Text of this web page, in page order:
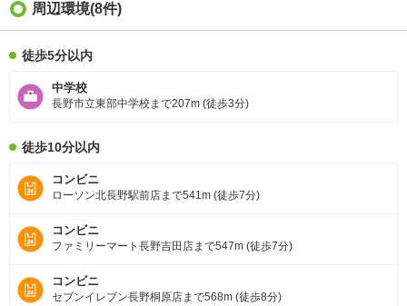
周辺環境(8件)
徒歩5分以内
中学校
長野市立東部中学校まで207m (徒歩3分)
徒歩10分以内
コンビニ
ローソン北長野駅前店まで541m (徒歩7分)
コンビニ
ファミリーマート長野吉田店まで547m (徒歩7分)
コンビニ
セブンイレブン長野桐原店まで568m (徒歩8分)